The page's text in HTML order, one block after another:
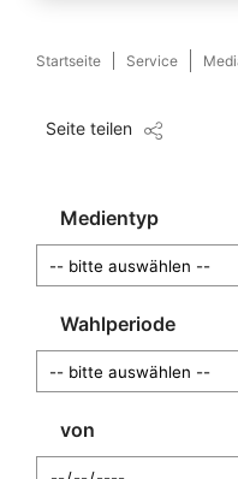
Startseite Service
Seite teilen
Medientyp
Wahlperiode
von